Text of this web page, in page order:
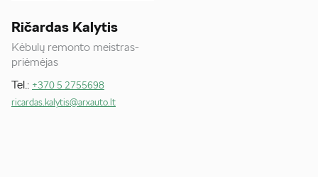
Ričardas Kalytis
Kėbulų remonto meistras-
priėmėjas
Tel.: +370 5 2755698
ricardas.kalytis@arxauto.lt